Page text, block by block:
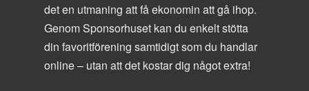
det en utmaning att få ekonomin att gå ihop.
Genom Sponsorhuset kan du enkelt stötta
din favoritförening samtidigt som du handlar
online – utan att det kostar dig något extra!